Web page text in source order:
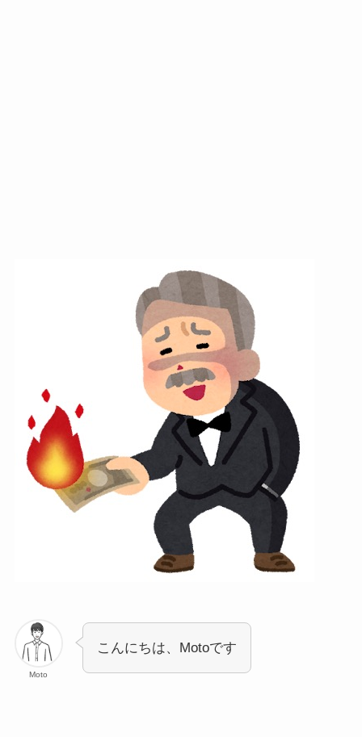
Moto
こんにちは、Motoです